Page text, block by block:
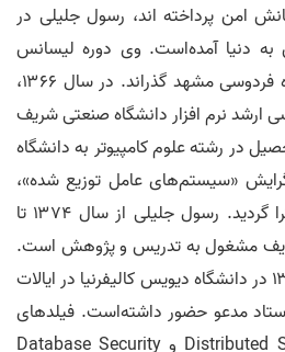
امن پرداخته اند، رسول جلیلی در
به دنیا آمده‌است. وی دوره لیسانس
رشته نرم افزار را در دانشگاه فردوسی مشهد گذراند. در سال ۱۳۶۶،
ارشد نرم افزار دانشگاه صنعتی شریف
در رشته علوم کامپیوتر به دانشگاه
«سیستم‌های عامل توزیع شده»،
موفق به دریافت مدرک دکترا گردید. رسول جلیلی از سال ۱۳۷۴ تا
مشغول به تدریس و پژوهش است.
وی از مهر ۱۳۸۸ تا مرداد ۱۳۸۹ در دانشگاه دیویس کالیفرنیا در ایالات
استاد مدعو حضور داشته‌است. فیلدهای
مورد علاقه ایشان Distributed Systems و Database Security